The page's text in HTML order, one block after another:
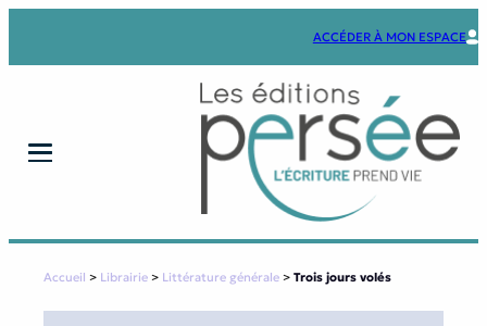
ACCÉDER À MON ESPACE
Accueil > Librairie > Littérature générale > Trois jours volés